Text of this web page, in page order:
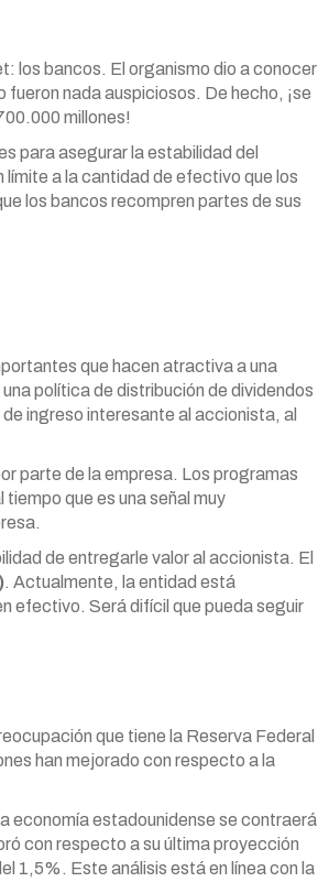
los bancos. El organismo dio a conocer
nada auspiciosos. De hecho, ¡se
millones!
para asegurar la estabilidad del
a la cantidad de efectivo que los
los bancos recompren partes de sus
que hacen atractiva a una
política de distribución de dividendos
ingreso interesante al accionista, al
parte de la empresa. Los programas
que es una señal muy
de entregarle valor al accionista. El
. Actualmente, la entidad está
efectivo. Será difícil que pueda seguir
que tiene la Reserva Federal
han mejorado con respecto a la
economía estadounidense se contraerá
con respecto a su última proyección
1,5%. Este análisis está en línea con la